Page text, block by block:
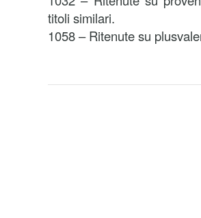
titoli similari.
1058 – Ritenute su